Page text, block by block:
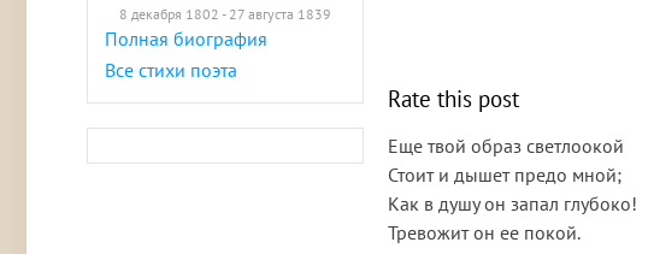
8 декабря 1802 - 27 августа 1839
Полная биография
Все стихи поэта
Rate this post
Еще твой образ светлоокой
Стоит и дышет предо мной;
Как в душу он запал глубоко!
Тревожит он ее покой.